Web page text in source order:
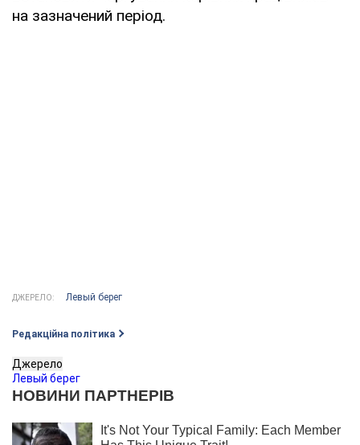
на зазначений період.
ДЖЕРЕЛО: Левый берег
Редакційна політика
Джерело
Левый берег